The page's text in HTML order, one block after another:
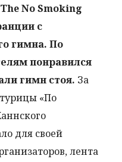
No Smoking
с
гимна. По
понравился
гимн стоя. За
«По
для своей
лента